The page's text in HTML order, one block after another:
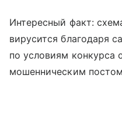
Интересный факт:
вирусится благодаря
по условиям конкурса
мошенническим